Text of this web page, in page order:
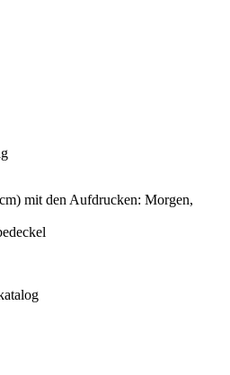
mit den Aufdrucken: Morgen,